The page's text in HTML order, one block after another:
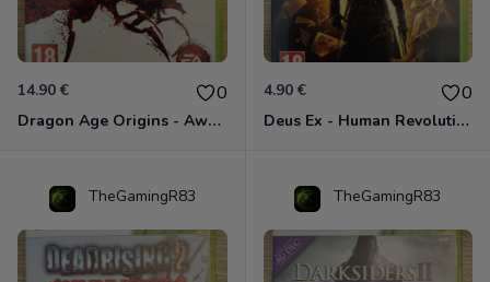
14.90 € 0
Dragon Age Origins - Awakening Xbox 360
4.90 € 0
Deus Ex - Human Revolution Xbox 360
TheGamingR83 TheGamingR83